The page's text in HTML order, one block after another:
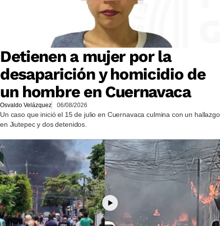
Detienen a mujer por la
desaparición y homicidio de
un hombre en Cuernavaca
Osvaldo Velázquez 06/08/2026
Un caso que inició el 15 de julio en Cuernavaca culmina con un hallazgo
en Jiutepec y dos detenidos.